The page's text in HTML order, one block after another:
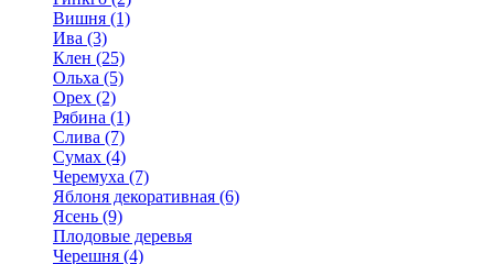
Вишня (1)
Ива (3)
Клен (25)
Ольха (5)
Орех (2)
Рябина (1)
Слива (7)
Сумах (4)
Черемуха (7)
Яблоня декоративная (6)
Ясень (9)
Плодовые деревья
Черешня (4)